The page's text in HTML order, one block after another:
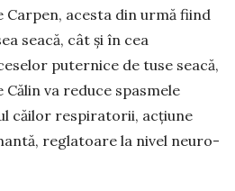
aces­ta din urmă fiind
sea­că, cât și în cea
puternice de tuse seacă,
va reduce spasmele
căilor respiratorii, acțiune
reglatoare la nivel neuro­